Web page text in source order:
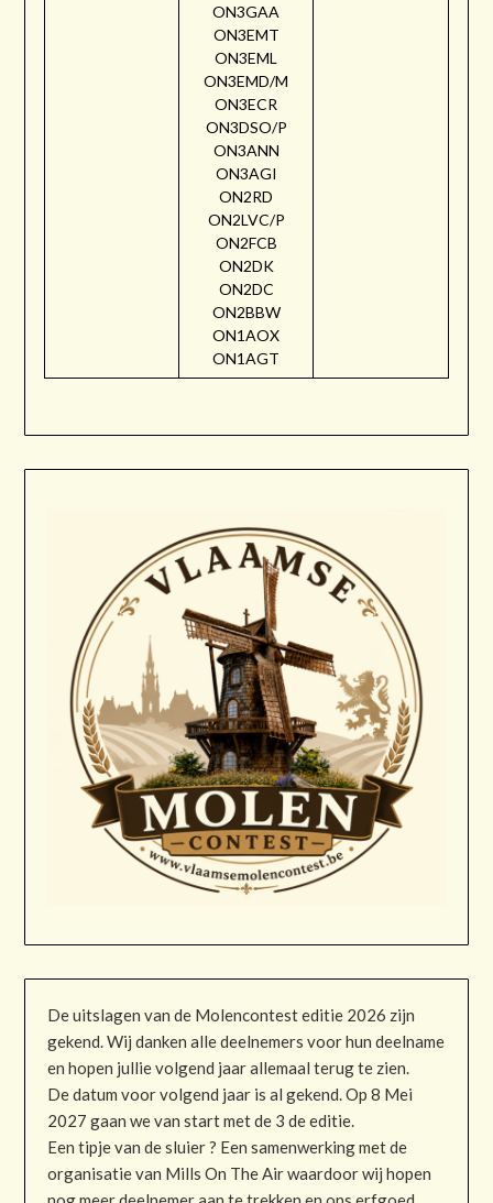
ON3GAA
ON3EMT
ON3EML
ON3EMD/M
ON3ECR
ON3DSO/P
ON3ANN
ON3AGI
ON2RD
ON2LVC/P
ON2FCB
ON2DK
ON2DC
ON2BBW
ON1AOX
ON1AGT
De uitslagen van de Molencontest editie 2026 zijn
gekend. Wij danken alle deelnemers voor hun deelname
en hopen jullie volgend jaar allemaal terug te zien.
De datum voor volgend jaar is al gekend. Op 8 Mei
2027 gaan we van start met de 3 de editie.
Een tipje van de sluier ? Een samenwerking met de
organisatie van Mills On The Air waardoor wij hopen